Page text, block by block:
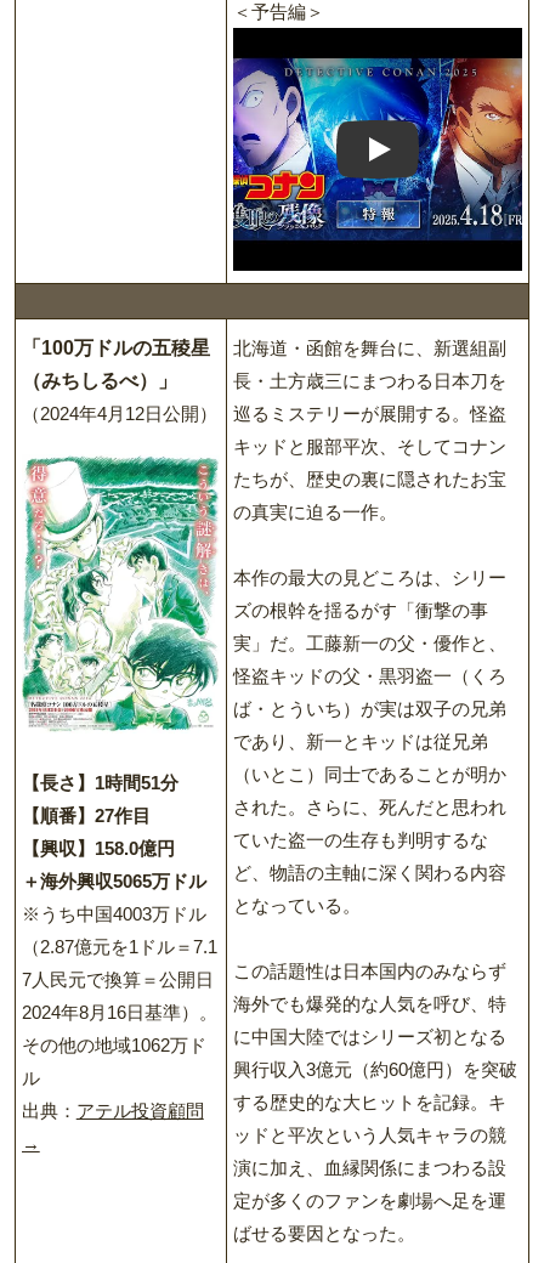
＜予告編＞
Play: Keynote (Google
「100万ドルの五稜星
（みちしるべ）」
（2024年4月12日公開）
【長さ】1時間51分
【順番】27作目
【興収】158.0億円
＋海外興収5065万ドル
※うち中国4003万ドル
（2.87億元を1ドル＝7.1
7人民元で換算＝公開日
2024年8月16日基準）。
その他の地域1062万ド
ル
出典： アテル投資顧問
→
北海道・函館を舞台に、新選組副
長・土方歳三にまつわる日本刀を
巡るミステリーが展開する。怪盗
キッドと服部平次、そしてコナン
たちが、歴史の裏に隠されたお宝
の真実に迫る一作。
本作の最大の見どころは、シリー
ズの根幹を揺るがす「衝撃の事
実」だ。工藤新一の父・優作と、
怪盗キッドの父・黒羽盗一（くろ
ば・とういち）が実は双子の兄弟
であり、新一とキッドは従兄弟
（いとこ）同士であることが明か
された。さらに、死んだと思われ
ていた盗一の生存も判明するな
ど、物語の主軸に深く関わる内容
となっている。
この話題性は日本国内のみならず
海外でも爆発的な人気を呼び、特
に中国大陸ではシリーズ初となる
興行収入3億元（約60億円）を突破
する歴史的な大ヒットを記録。キ
ッドと平次という人気キャラの競
演に加え、血縁関係にまつわる設
定が多くのファンを劇場へ足を運
ばせる要因となった。